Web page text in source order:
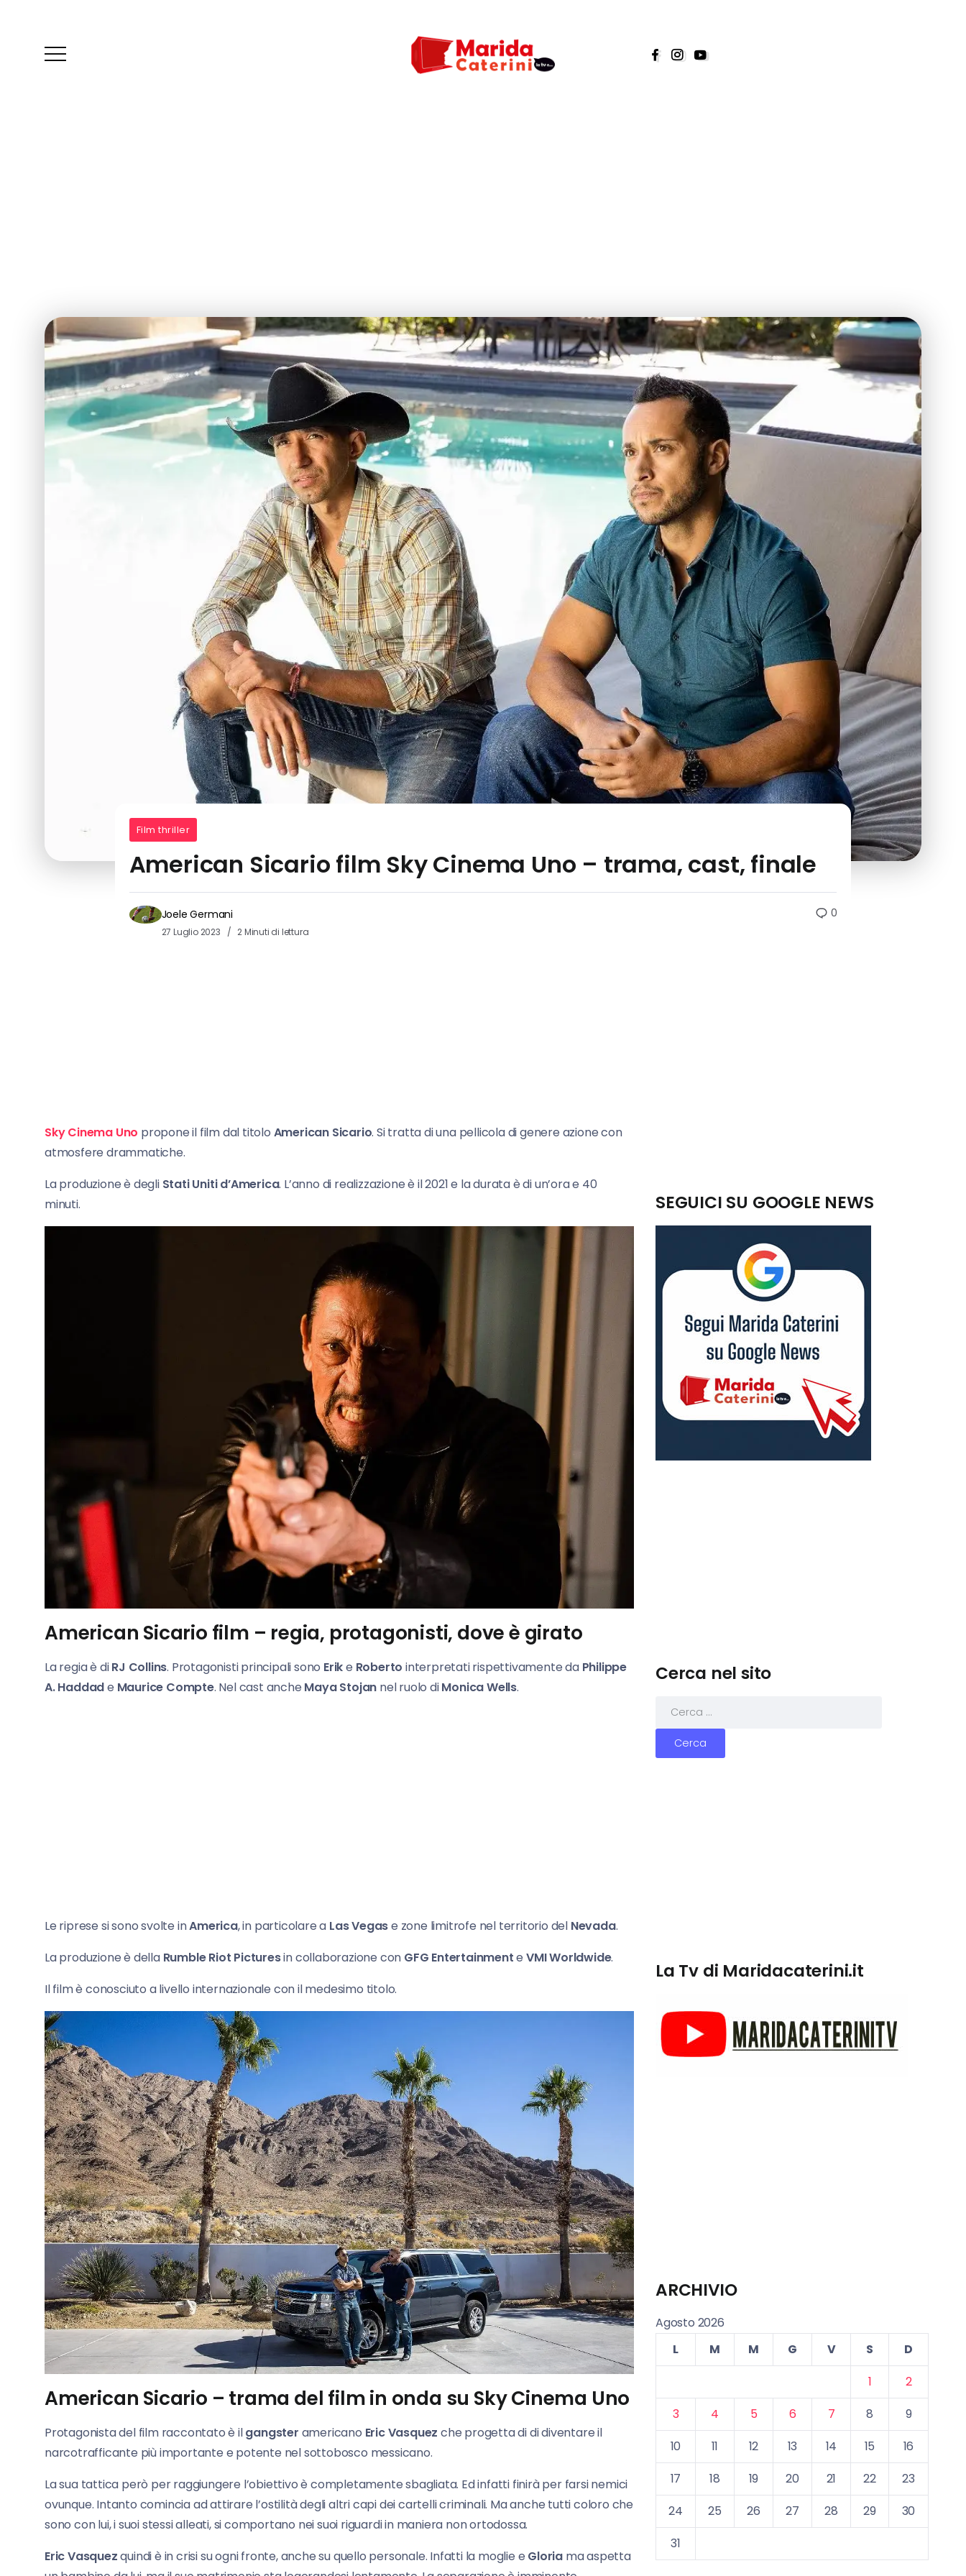
Film thriller
American Sicario film Sky Cinema Uno – trama, cast, finale
Joele Germani
27 Luglio 2023 2 Minuti di lettura
0
Sky Cinema Uno propone il film dal titolo American Sicario. Si tratta di una pellicola di genere azione con
atmosfere drammatiche.
La produzione è degli Stati Uniti d’America. L’anno di realizzazione è il 2021 e la durata è di un’ora e 40
minuti.
American Sicario film – regia, protagonisti, dove è girato
La regia è diRJ Collins. Protagonisti principali sono Erike Robertointerpretati rispettivamente daPhilippe
A. Haddade Maurice Compte. Nel cast anche Maya Stojan nel ruolo diMonica Wells.
Le riprese si sono svolte inAmerica, in particolare a Las Vegase zone limitrofe nel territorio del Nevada.
La produzione è della Rumble Riot Picturesin collaborazione con GFG EntertainmenteVMI Worldwide.
Il film è conosciuto a livello internazionale con il medesimo titolo.
American Sicario – trama del film in onda su Sky Cinema Uno
Protagonista del film raccontato è ilgangster americano Eric Vasquez che progetta di di diventare il
narcotrafficante più importante e potente nel sottobosco messicano.
La sua tattica però per raggiungere l’obiettivo è completamente sbagliata. Ed infatti finirà per farsi nemici
ovunque. Intanto comincia ad attirare l’ostilità degli altri capi dei cartelli criminali. Ma anche tutti coloro che
sono con lui, i suoi stessi alleati, si comportano nei suoi riguardi in maniera non ortodossa.
Eric Vasquezquindi è in crisi su ogni fronte, anche su quello personale. Infatti la moglie e Gloria ma aspetta
SEGUICI SU GOOGLE NEWS
Cerca nel sito
La Tv di Maridacaterini.it
ARCHIVIO
Agosto 2026
L
M M G V S
D
1
2
3
4 5 6 7 8
9
10
11 12 13 14 15
16
17
18 19 20 21 22
23
24
25 26 27 28 29
30
31